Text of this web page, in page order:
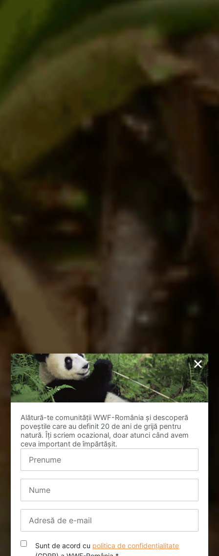
Alătură-te comunității WWF-România și descoperă
poveștile care au definit 20 de ani de grijă pentru
natură. Îți scriem ocazional, doar atunci când avem
ceva important de împărtășit.
Sunt de acord cu politica de confidențialitate